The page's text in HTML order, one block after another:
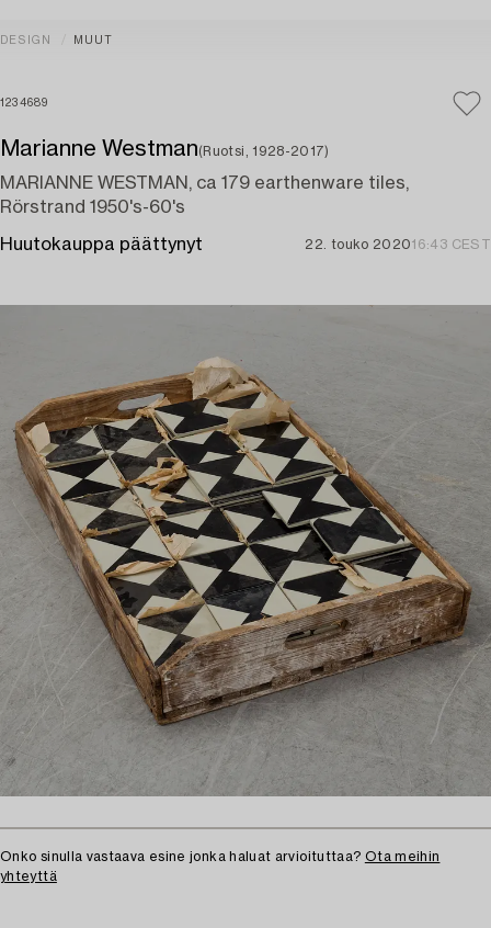
DESIGN MUUT
1234689
Marianne Westman(Ruotsi, 1928-2017)
MARIANNE WESTMAN, ca 179 earthenware tiles,
Rörstrand 1950's-60's
Huutokauppa päättynyt 22. touko 202016:43 CEST
Onko sinulla vastaava esine jonka haluat arvioituttaa? Ota meihin
yhteyttä